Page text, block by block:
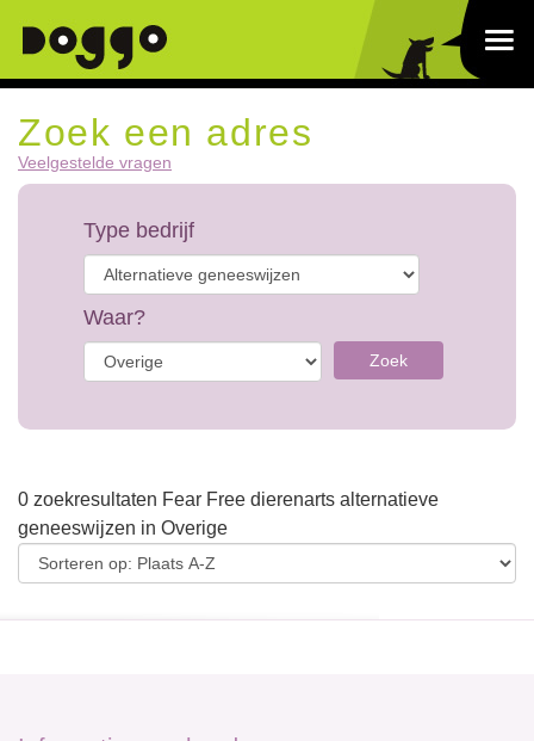
Zoek een adres
Veelgestelde vragen
Type bedrijf
Waar?
Zoek
0 zoekresultaten Fear Free dierenarts alternatieve
geneeswijzen in Overige